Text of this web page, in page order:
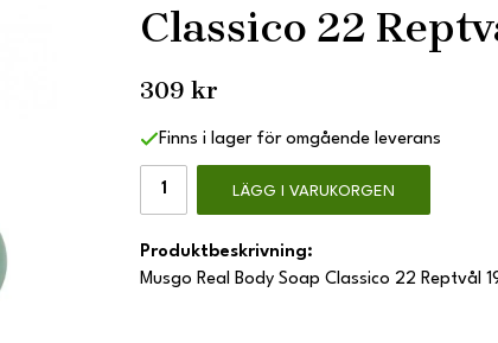
Classico 22
309 kr
Finns i lager för omgående leverans
LÄGG I VARUKORGEN
Produktbeskrivning:
Musgo Real Body Soap Classico 22 Reptvål